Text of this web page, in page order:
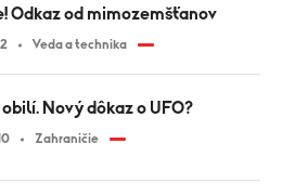
Odkaz od mimozemšťanov
Veda a technika
obilí. Nový dôkaz o UFO?
Zahraničie